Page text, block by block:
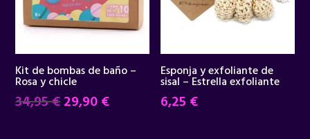
Kit de bombas de baño –
Rosa y chicle
34,95€El
29,90€El
Esponja y exfoliante de
sisal – Estrella exfoliante
6,25 €